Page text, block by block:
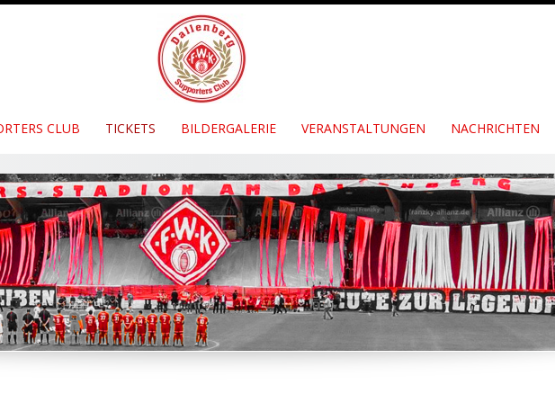
CLUB TICKETS BILDERGALERIE VERANSTALTUNGEN NACHRICHTEN